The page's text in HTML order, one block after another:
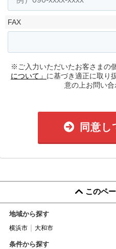
FAX
※ご入力いただいたお客さまの
について」 に基づき適正に取り
意の上お問い合
同意し
このペ
地域から探す
横浜市 大和市
条件から探す